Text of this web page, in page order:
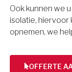
Ook kunnen we
isolatie, hiervoor
opnemen, we
OFFERTE